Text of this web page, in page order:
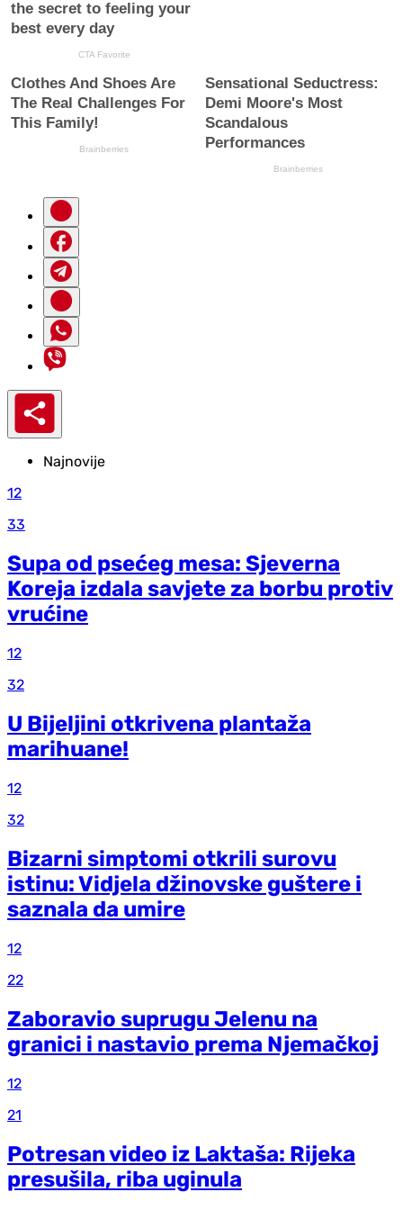
Najnovije
12
33
Supa od psećeg mesa: Sjeverna
Koreja izdala savjete za borbu protiv
vrućine
12
32
U Bijeljini otkrivena plantaža
marihuane!
12
32
Bizarni simptomi otkrili surovu
istinu: Vidjela džinovske guštere i
saznala da umire
12
22
Zaboravio suprugu Jelenu na
granici i nastavio prema Njemačkoj
12
21
Potresan video iz Laktaša: Rijeka
presušila, riba uginula